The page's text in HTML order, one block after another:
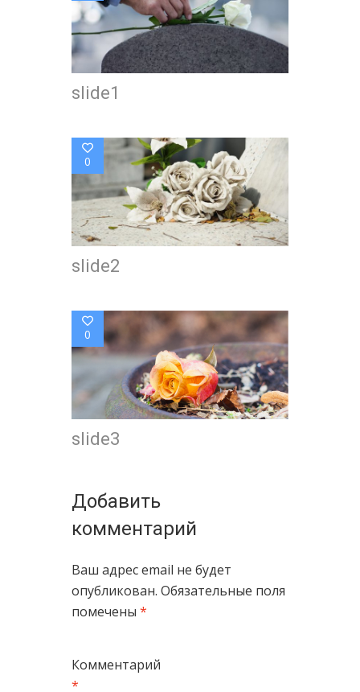
slide1
0
slide2
0
slide3
Добавить
комментарий
Ваш адрес email не будет
опубликован. Обязательные поля
помечены *
Комментарий
*